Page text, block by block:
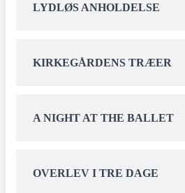
LYDLØS ANHOLDELSE
KIRKEGÅRDENS TRÆER
A NIGHT AT THE BALLET
OVERLEV I TRE DAGE